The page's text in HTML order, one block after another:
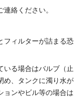
絡ください。
フィルターが詰まる恐
いる場合はバルブ（止
め、タンクに濁り水が
ョンやビル等の場合は